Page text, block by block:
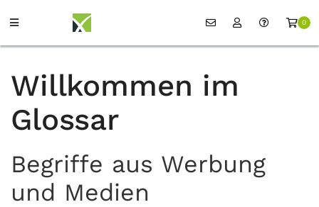
0
Willkommen im
Glossar
Begriffe aus Werbung
und Medien